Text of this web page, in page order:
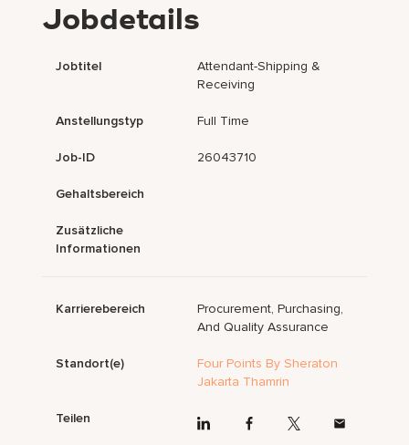
Jobdetails
Jobtitel
Attendant-Shipping &
Receiving
Anstellungstyp Full Time
Job-ID 26043710
Gehaltsbereich
Zusätzliche
Informationen
Karrierebereich
Procurement, Purchasing,
And Quality Assurance
Standort(e)
Four Points By Sheraton
Jakarta Thamrin
Teilen